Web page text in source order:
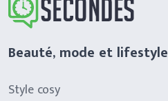
Beauté, mode et lifestyle
Style cosy